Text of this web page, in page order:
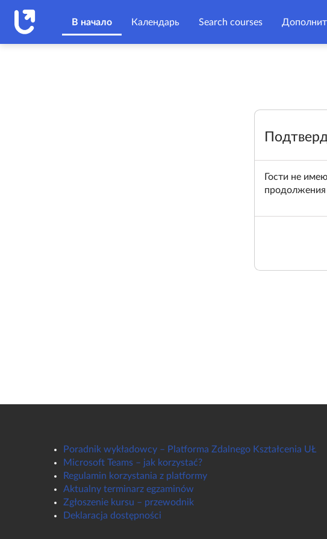
В начало
Календарь Search courses
Гости не
продолжения
Poradnik wykładowcy – Platforma Zdalnego Kształcenia UŁ
Microsoft Teams – jak korzystać?
Regulamin korzystania z platformy
Aktualny terminarz egzaminów
Zgłoszenie kursu – przewodnik
Deklaracja dostępności